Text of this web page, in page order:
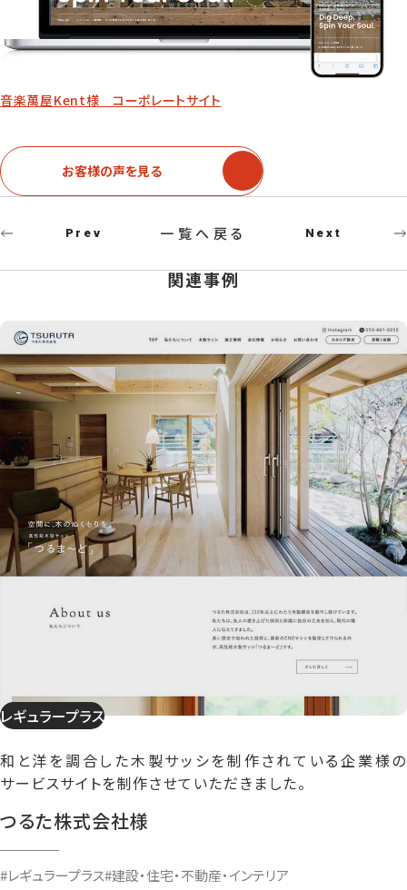
音楽萬屋Kent様 コーポレートサイト
お客様の声を見る
Prev 一覧へ戻る Next
関連事例
レギュラープラス
和と洋を調合した木製サッシを制作されている企業様の
サービスサイトを制作させていただきました。
つるた株式会社様
#レギュラープラス#建設・住宅・不動産・インテリア